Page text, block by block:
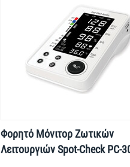
Φορητό Μόνιτορ Ζωτικών
Λειτουργιών Spot-Check PC-